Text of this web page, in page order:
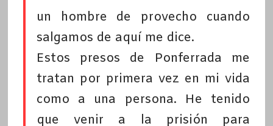
un hombre de provecho cuando
salgamos de aquí me dice.
Estos presos de Ponferrada me
tratan por primera vez en mi vida
como a una persona. He tenido
que venir a la prisión para